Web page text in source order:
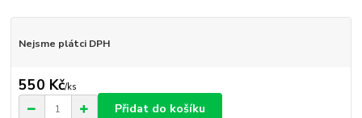
Nejsme plátci DPH
550 Kč/ks
Přidat do košíku